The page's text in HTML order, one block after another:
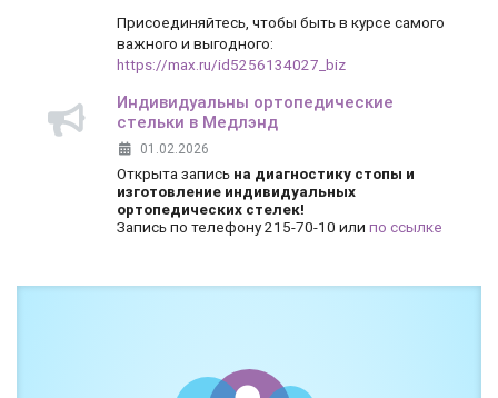
Присоединяйтесь, чтобы быть в курсе самого
важного и выгодного:
https://max.ru/id5256134027_biz
Индивидуальны ортопедические
стельки в Медлэнд
01.02.2026
Открыта запись на диагностику стопы и
изготовление индивидуальных
ортопедических стелек!
Запись по телефону 215-70-10 или по ссылке